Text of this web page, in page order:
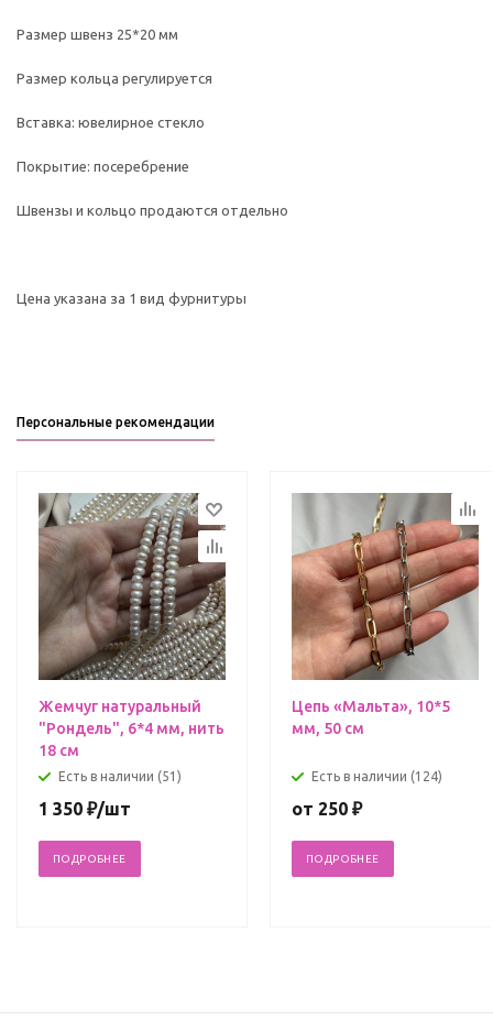
Размер швенз 25*20 мм
Размер кольца регулируется
Вставка: ювелирное стекло
Покрытие: посеребрение
Швензы и кольцо продаются отдельно
Цена указана за 1 вид фурнитуры
Персональные рекомендации
Жемчуг натуральный
"Рондель", 6*4 мм, нить
18 см
Есть в наличии (51)
1 350 ₽/шт
ПОДРОБНЕЕ
Цепь «Мальта», 10*5
мм, 50 см
Есть в наличии (124)
от 250 ₽
ПОДРОБНЕЕ